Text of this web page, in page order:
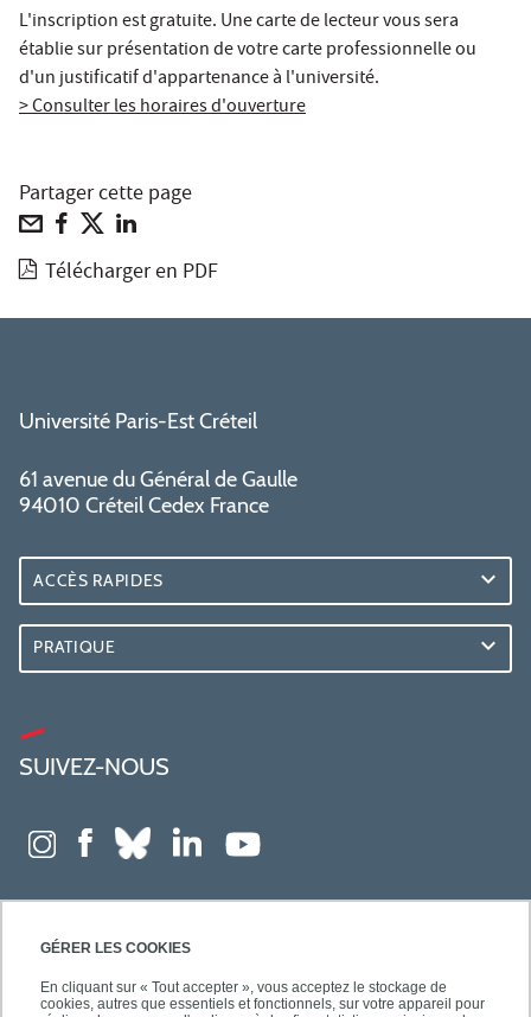
GÉRER LES COOKIES
En cliquant sur « Tout accepter », vous acceptez le stockage de
cookies, autres que essentiels et fonctionnels, sur votre appareil pour
L'inscription est gratuite. Une carte de lecteur vous sera
établie sur présentation de votre carte professionnelle ou
d'un justificatif d'appartenance à l'université.
> Consulter les horaires d'ouverture
Partager cette page
Télécharger en PDF
Université Paris-Est Créteil
61 avenue du Général de Gaulle
94010 Créteil Cedex France
ACCÈS RAPIDES
PRATIQUE
SUIVEZ-NOUS